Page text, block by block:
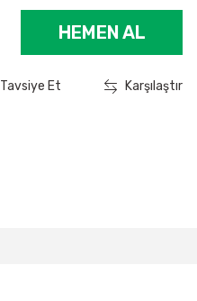
HEMEN AL
Tavsiye Et Karşılaştır